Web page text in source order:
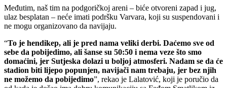
Međutim, naš tim na podgoričkoj areni – biće otvoreni zapad i jug,
ulaz besplatan – neće imati podršku Varvara, koji su suspendovani i
ne mogu organizovano da navijaju.
“To je hendikep, ali je pred nama veliki derbi. Daćemo sve od
sebe da pobijedimo, ali šanse su 50:50 i nema veze što smo
domaćini, jer Sutjeska dolazi u boljoj atmosferi. Nadam se da će
stadion biti lijepo popunjen, navijači nam trebaju, jer bez njih
ne možemo da pobijedimo”, rekao je Lalatović, koji je poručio da